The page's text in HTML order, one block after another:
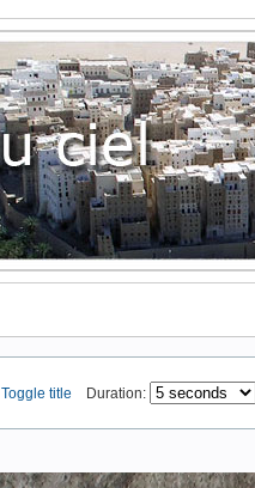
Toggle title Duration: